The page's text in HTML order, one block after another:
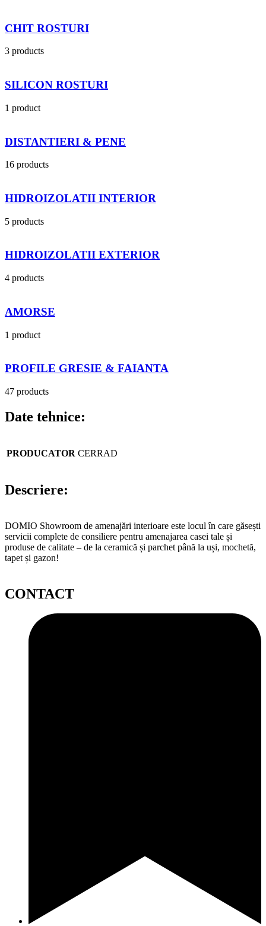
CHIT ROSTURI
3 products
SILICON ROSTURI
1 product
DISTANTIERI & PENE
16 products
HIDROIZOLATII INTERIOR
5 products
HIDROIZOLATII EXTERIOR
4 products
AMORSE
1 product
PROFILE GRESIE & FAIANTA
47 products
Date tehnice:
PRODUCATOR CERRAD
Descriere:
DOMIO Showroom de amenajări interioare este locul în care găsești
servicii complete de consiliere pentru amenajarea casei tale și
produse de calitate – de la ceramică și parchet până la uși, mochetă,
tapet și gazon!
CONTACT